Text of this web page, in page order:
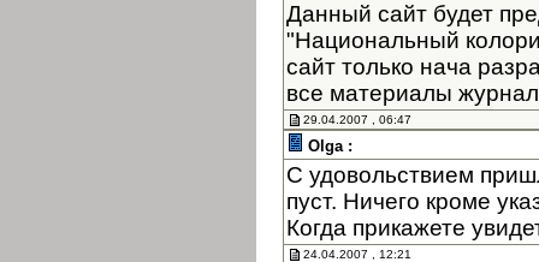
Данный сайт будет
"Национальный
сайт только нача
все материалы
29.04.2007 , 06:47
Olga :
С удовольствием
пуст. Ничего кроме
Когда прикажете
24.04.2007 , 12:21